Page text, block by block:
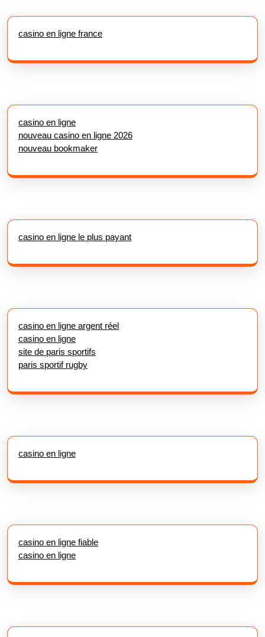
casino en ligne france
casino en ligne
nouveau casino en ligne 2026
nouveau bookmaker
casino en ligne le plus payant
casino en ligne argent réel
casino en ligne
site de paris sportifs
paris sportif rugby
casino en ligne
casino en ligne fiable
casino en ligne